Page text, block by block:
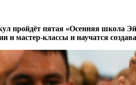
пройдёт пятая «Осенняя
и мастер-классы и научатся